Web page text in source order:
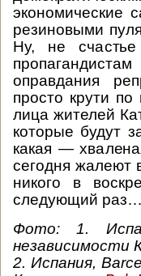
экономические
резиновыми
Ну, не
оправдания
просто крути
лица жителей
которые будут
какая —
сегодня жалеют
никого в
следующий
Фото: 1.
независимости
2. Испания,